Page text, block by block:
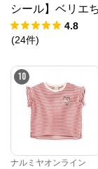
シール】ベリエち
ゃん
4.8
(24件)
10
ナルミヤオンライン